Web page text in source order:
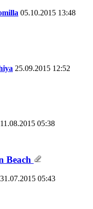
05.10.2015 13:48
25.09.2015 12:52
11.08.2015 05:38
Beach
31.07.2015 05:43